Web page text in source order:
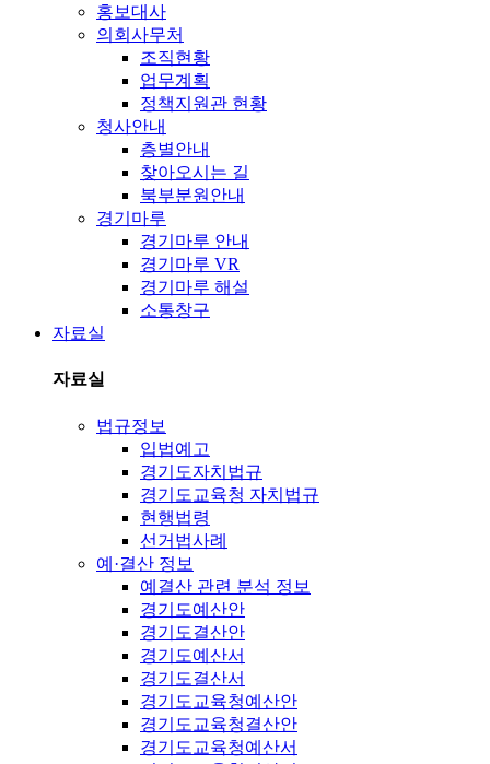
홍보대사
의회사무처
조직현황
업무계획
정책지원관 현황
청사안내
층별안내
찾아오시는 길
북부분원안내
경기마루
경기마루 안내
경기마루 VR
경기마루 해설
소통창구
자료실
자료실
법규정보
입법예고
경기도자치법규
경기도교육청 자치법규
현행법령
선거법사례
예·결산 정보
예결산 관련 분석 정보
경기도예산안
경기도결산안
경기도예산서
경기도결산서
경기도교육청예산안
경기도교육청결산안
경기도교육청예산서